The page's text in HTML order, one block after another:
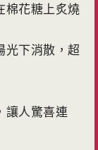
棉花糖上炙燒
光下消散，超
讓人驚喜連